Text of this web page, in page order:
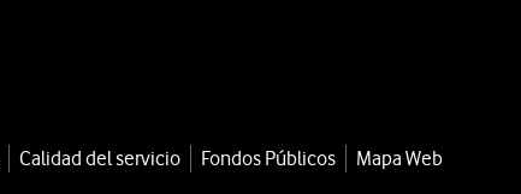
Calidad del servicio Fondos Públicos
Mapa Web